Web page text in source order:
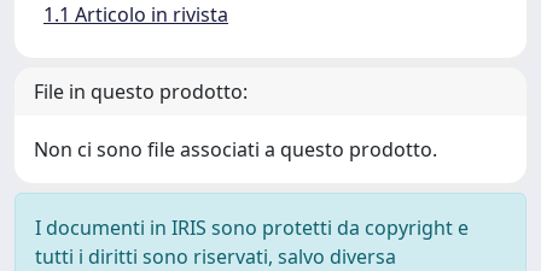
1.1 Articolo in rivista
File in questo prodotto:
Non ci sono file associati a questo prodotto.
I documenti in IRIS sono protetti da copyright e
tutti i diritti sono riservati, salvo diversa